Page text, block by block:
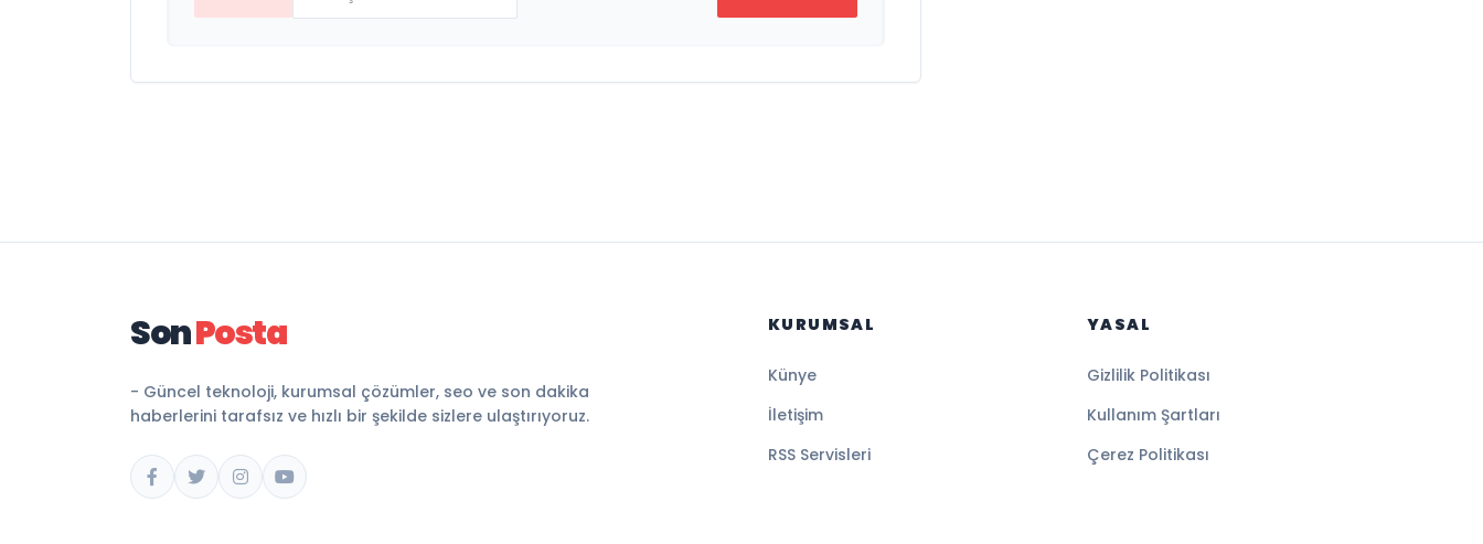
SonPosta
- Güncel teknoloji, kurumsal çözümler, seo ve son dakika
haberlerini tarafsız ve hızlı bir şekilde sizlere ulaştırıyoruz.
KURUMSAL
Künye
İletişim
RSS Servisleri
YASAL
Gizlilik Politikası
Kullanım Şartları
Çerez Politikası